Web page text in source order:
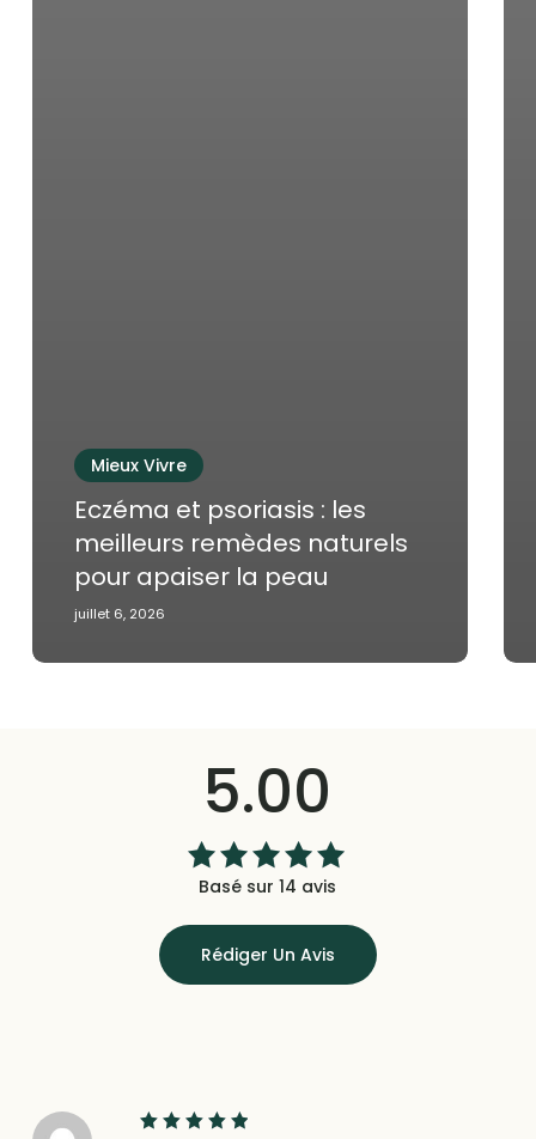
Mieux Vivre
Eczéma et psoriasis : les
meilleurs remèdes naturels
pour apaiser la peau
juillet 6, 2026
5.00
Note
5.00sur
5
Basé sur 14 avis
Rédiger Un Avis